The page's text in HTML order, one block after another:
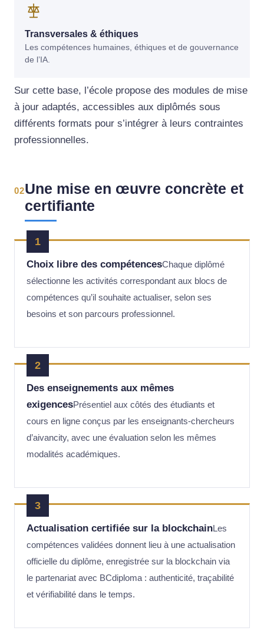
Transversales & éthiques
Les compétences humaines, éthiques et de gouvernance
de l’IA.
Sur cette base, l’école propose des modules de mise
à jour adaptés, accessibles aux diplômés sous
différents formats pour s’intégrer à leurs contraintes
professionnelles.
02Une mise en œuvre concrète et
certifiante
1
Choix libre des compétencesChaque diplômé
sélectionne les activités correspondant aux blocs de
compétences qu’il souhaite actualiser, selon ses
besoins et son parcours professionnel.
2
Des enseignements aux mêmes
exigencesPrésentiel aux côtés des étudiants et
cours en ligne conçus par les enseignants-chercheurs
d’aivancity, avec une évaluation selon les mêmes
modalités académiques.
3
Actualisation certifiée sur la blockchainLes
compétences validées donnent lieu à une actualisation
officielle du diplôme, enregistrée sur la blockchain via
le partenariat avec BCdiploma : authenticité, traçabilité
et vérifiabilité dans le temps.